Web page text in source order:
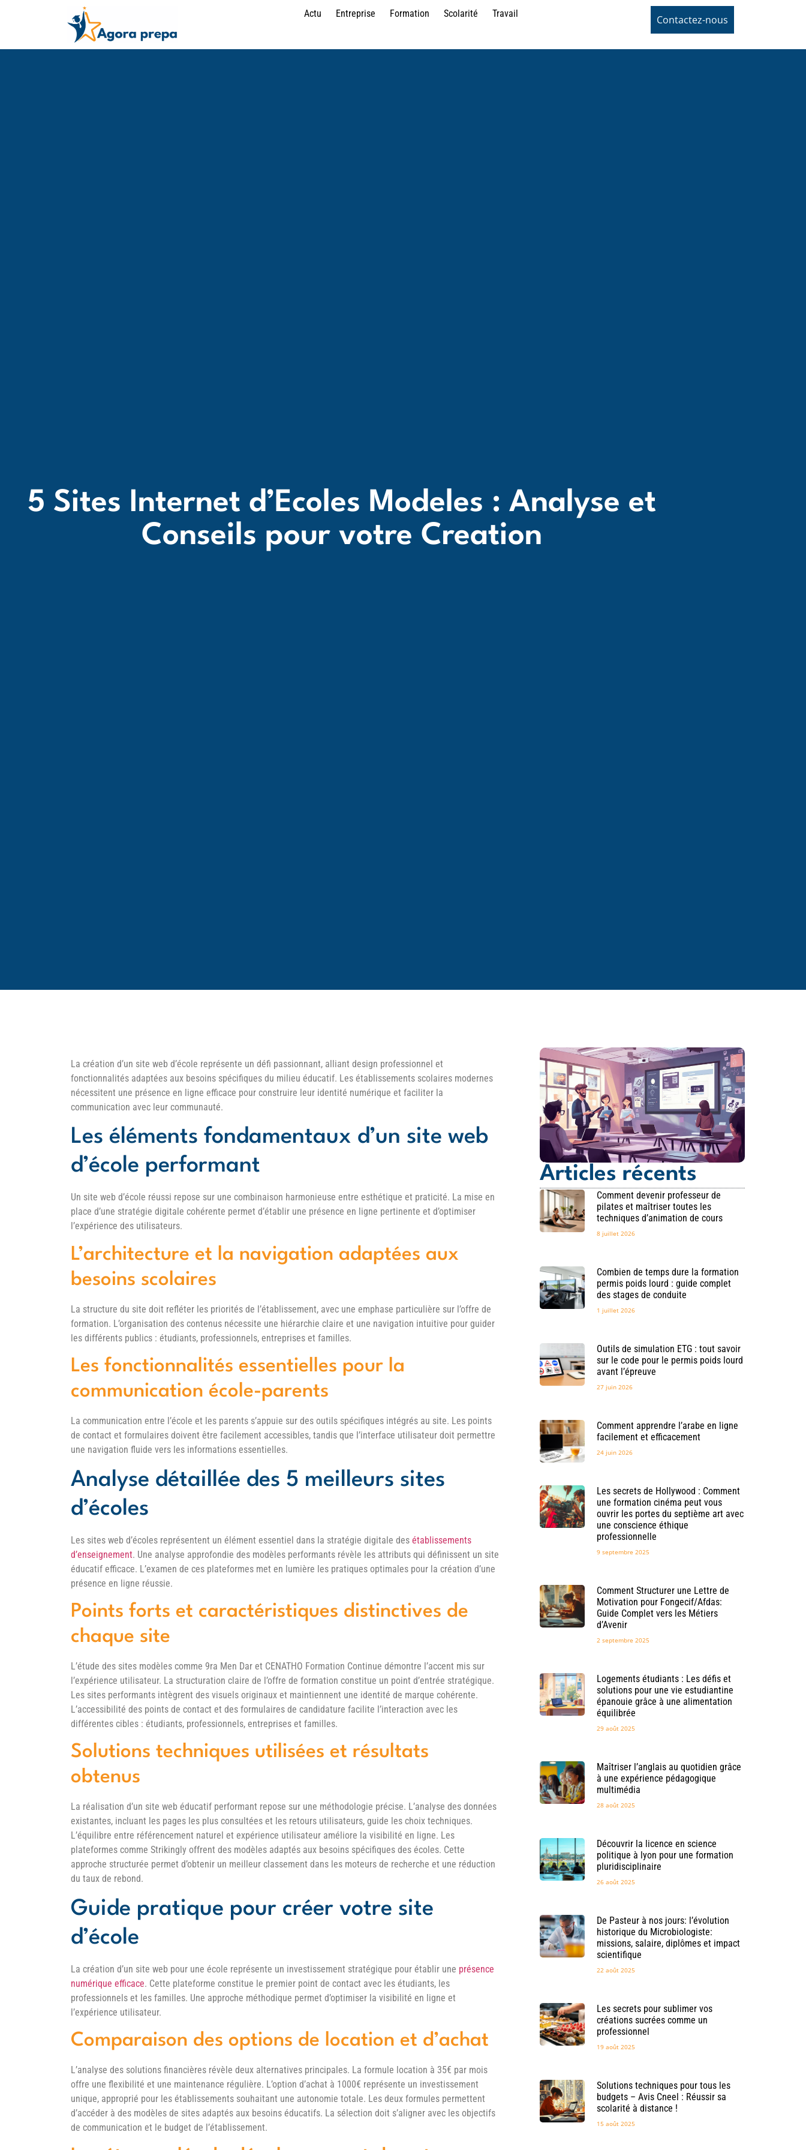
Actu Entreprise Formation Scolarité Travail Contactez-nous
5 Sites Internet d’Ecoles Modeles : Analyse et
Conseils pour votre Creation
La création d’un site web d’école représente un défi passionnant, alliant design professionnel et
fonctionnalités adaptées aux besoins spécifiques du milieu éducatif. Les établissements scolaires modernes
nécessitent une présence en ligne efficace pour construire leur identité numérique et faciliter la
communication avec leur communauté.
Les éléments fondamentaux d’un site web
d’école performant
Un site web d’école réussi repose sur une combinaison harmonieuse entre esthétique et praticité. La mise en
place d’une stratégie digitale cohérente permet d’établir une présence en ligne pertinente et d’optimiser
l’expérience des utilisateurs.
L’architecture et la navigation adaptées aux
besoins scolaires
La structure du site doit refléter les priorités de l’établissement, avec une emphase particulière sur l’offre de
formation. L’organisation des contenus nécessite une hiérarchie claire et une navigation intuitive pour guider
les différents publics : étudiants, professionnels, entreprises et familles.
Les fonctionnalités essentielles pour la
communication école-parents
La communication entre l’école et les parents s’appuie sur des outils spécifiques intégrés au site. Les points
de contact et formulaires doivent être facilement accessibles, tandis que l’interface utilisateur doit permettre
une navigation fluide vers les informations essentielles.
Analyse détaillée des 5 meilleurs sites
d’écoles
Les sites web d’écoles représentent un élément essentiel dans la stratégie digitale des établissements
d’enseignement. Une analyse approfondie des modèles performants révèle les attributs qui définissent un site
éducatif efficace. L’examen de ces plateformes met en lumière les pratiques optimales pour la création d’une
présence en ligne réussie.
Points forts et caractéristiques distinctives de
chaque site
L’étude des sites modèles comme 9ra Men Dar et CENATHO Formation Continue démontre l’accent mis sur
l’expérience utilisateur. La structuration claire de l’offre de formation constitue un point d’entrée stratégique.
Les sites performants intègrent des visuels originaux et maintiennent une identité de marque cohérente.
L’accessibilité des points de contact et des formulaires de candidature facilite l’interaction avec les
différentes cibles : étudiants, professionnels, entreprises et familles.
Solutions techniques utilisées et résultats
obtenus
La réalisation d’un site web éducatif performant repose sur une méthodologie précise. L’analyse des données
existantes, incluant les pages les plus consultées et les retours utilisateurs, guide les choix techniques.
L’équilibre entre référencement naturel et expérience utilisateur améliore la visibilité en ligne. Les
plateformes comme Strikingly offrent des modèles adaptés aux besoins spécifiques des écoles. Cette
approche structurée permet d’obtenir un meilleur classement dans les moteurs de recherche et une réduction
du taux de rebond.
Guide pratique pour créer votre site
d’école
La création d’un site web pour une école représente un investissement stratégique pour établir une présence
numérique efficace. Cette plateforme constitue le premier point de contact avec les étudiants, les
professionnels et les familles. Une approche méthodique permet d’optimiser la visibilité en ligne et
l’expérience utilisateur.
Comparaison des options de location et d’achat
L’analyse des solutions financières révèle deux alternatives principales. La formule location à 35€ par mois
offre une flexibilité et une maintenance régulière. L’option d’achat à 1000€ représente un investissement
unique, approprié pour les établissements souhaitant une autonomie totale. Les deux formules permettent
d’accéder à des modèles de sites adaptés aux besoins éducatifs. La sélection doit s’aligner avec les objectifs
de communication et le budget de l’établissement.
Articles récents
Comment devenir professeur de
pilates et maîtriser toutes les
techniques d’animation de cours
8 juillet 2026
Combien de temps dure la formation
permis poids lourd : guide complet
des stages de conduite
1 juillet 2026
Outils de simulation ETG : tout savoir
sur le code pour le permis poids lourd
avant l’épreuve
27 juin 2026
Comment apprendre l’arabe en ligne
facilement et efficacement
24 juin 2026
Les secrets de Hollywood : Comment
une formation cinéma peut vous
ouvrir les portes du septième art avec
une conscience éthique
professionnelle
9 septembre 2025
Comment Structurer une Lettre de
Motivation pour Fongecif/Afdas:
Guide Complet vers les Métiers
d’Avenir
2 septembre 2025
Logements étudiants : Les défis et
solutions pour une vie estudiantine
épanouie grâce à une alimentation
équilibrée
29 août 2025
Maîtriser l’anglais au quotidien grâce
à une expérience pédagogique
multimédia
28 août 2025
Découvrir la licence en science
politique à lyon pour une formation
pluridisciplinaire
26 août 2025
De Pasteur à nos jours: l’évolution
historique du Microbiologiste:
missions, salaire, diplômes et impact
scientifique
22 août 2025
Les secrets pour sublimer vos
créations sucrées comme un
professionnel
19 août 2025
Solutions techniques pour tous les
budgets – Avis Cneel : Réussir sa
scolarité à distance !
15 août 2025